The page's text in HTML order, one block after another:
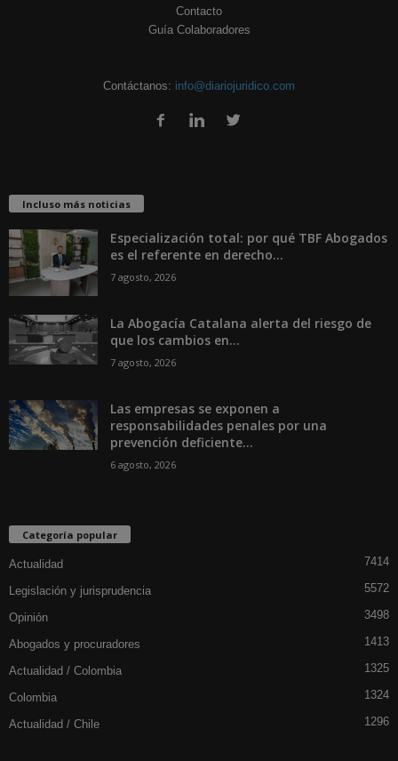
Contacto
Guía Colaboradores
Contáctanos: info@diariojuridico.com
Incluso más noticias
Especialización total: por qué TBF Abogados
es el referente en derecho...
7 agosto, 2026
La Abogacía Catalana alerta del riesgo de
que los cambios en...
7 agosto, 2026
Las empresas se exponen a
responsabilidades penales por una
prevención deficiente...
6 agosto, 2026
Categoría popular
Actualidad 7414
Legislación y jurisprudencia 5572
Opinión 3498
Abogados y procuradores 1413
Actualidad / Colombia 1325
Colombia 1324
Actualidad / Chile 1296